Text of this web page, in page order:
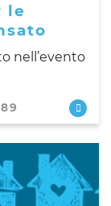
le
nell’evento
89